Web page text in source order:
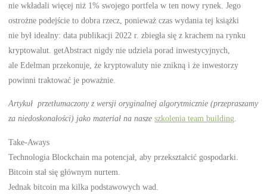
nie wkładali więcej niż 1% swojego portfela w ten nowy rynek. Jego
ostrożne podejście to dobra rzecz, ponieważ czas wydania tej książki
nie był idealny: data publikacji 2022 r. zbiegła się z krachem na rynku
kryptowalut. getAbstract nigdy nie udziela porad inwestycyjnych,
ale Edelman przekonuje, że kryptowaluty nie znikną i że inwestorzy
powinni traktować je poważnie.
Artykuł przetłumaczony z wersji oryginalnej algorytmicznie (przepraszamy
za niedoskonałości) jako materiał na nasze szkolenia team building.
Take-Aways
Technologia Blockchain ma potencjał, aby przekształcić gospodarki.
Bitcoin stał się głównym nurtem.
Jednak bitcoin ma kilka podstawowych wad.